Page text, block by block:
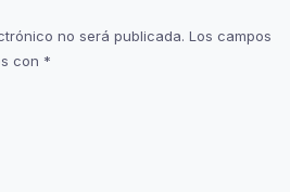
no será publicada. Los campos
con *